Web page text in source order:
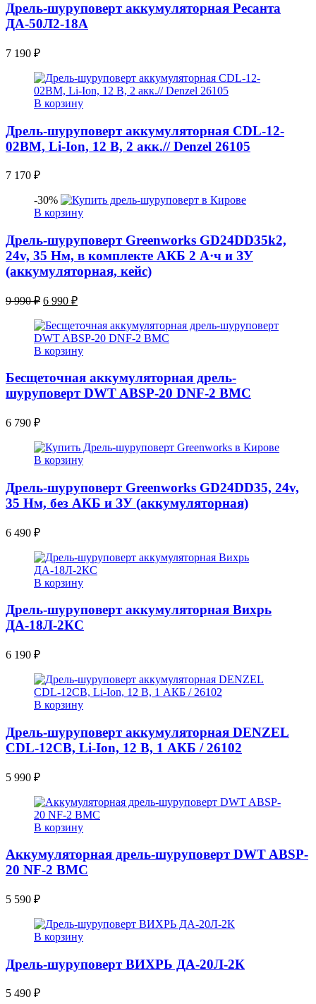
Дрель-шуруповерт аккумуляторная Ресанта
ДА-50Л2-18А
7 190 ₽
В корзину
Дрель-шуруповерт аккумуляторная CDL-12-
02BM, Li-Ion, 12 В, 2 акк.// Denzel 26105
7 170 ₽
-30%
В корзину
Дрель-шуруповерт Greenworks GD24DD35k2,
24v, 35 Нм, в комплекте АКБ 2 А·ч и ЗУ
(аккумуляторная, кейс)
9 990₽ Первоначальная
составляла
9
990 ₽.
6 990 ₽Текущая
6
990 ₽.
В корзину
Бесщеточная аккумуляторная дрель-
шуруповерт DWT ABSP-20 DNF-2 BMC
6 790 ₽
В корзину
Дрель-шуруповерт Greenworks GD24DD35, 24v,
35 Нм, без АКБ и ЗУ (аккумуляторная)
6 490 ₽
В корзину
Дрель-шуруповерт аккумуляторная Вихрь
ДА-18Л-2КC
6 190 ₽
В корзину
Дрель-шуруповерт аккумуляторная DENZEL
CDL-12CB, Li-Ion, 12 В, 1 АКБ / 26102
5 990 ₽
В корзину
Аккумуляторная дрель-шуруповерт DWT ABSP-
20 NF-2 BMC
5 590 ₽
В корзину
Дрель-шуруповерт ВИХРЬ ДА-20Л-2К
5 490 ₽